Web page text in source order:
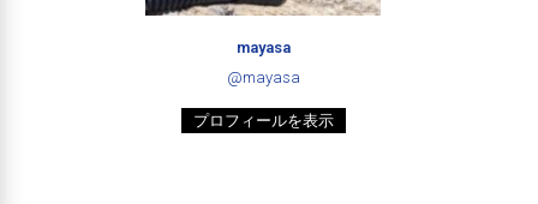
mayasa
@mayasa
プロフィールを表示